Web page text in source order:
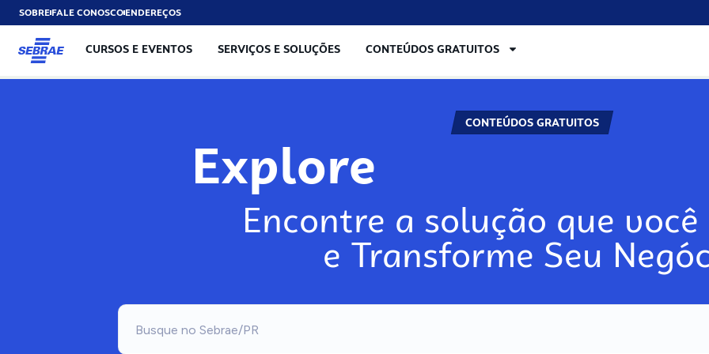
SOBREFALE CONOSCOENDEREÇOS
CURSOS E EVENTOS SERVIÇOS E SOLUÇÕES CONTEÚDOS GRATUITOS
CONTEÚDOS GRATUITOS
Explore
Encontre a solução que você
e Transforme Seu